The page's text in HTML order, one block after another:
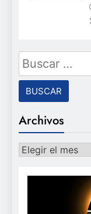
Buscar:
Archivos
Archivos